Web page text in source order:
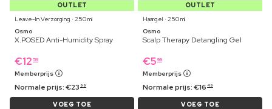
OUTLET
Leave-In Verzorging ⋅ 250 ml
Osmo
X.POSED Anti-Humidity Spray
€12 59
Memberprijs
Normale prijs:€23 99
VOEG TOE
OUTLET
Haargel ⋅ 250 ml
Osmo
Scalp Therapy Detangling Gel
€5 99
Memberprijs
Normale prijs:€16 49
VOEG TOE